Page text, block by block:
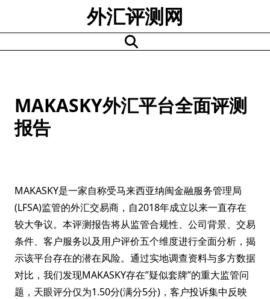
content
外汇评测网
MAKASKY外汇平台全面评测
报告
MAKASKY是一家自称受马来西亚纳闽金融服务管理局
(LFSA)监管的外汇交易商，自2018年成立以来一直存在
较大争议。本评测报告将从监管合规性、公司背景、交易
条件、客户服务以及用户评价五个维度进行全面分析，揭
示该平台存在的潜在风险。通过实地调查资料与多方数据
对比，我们发现MAKASKY存在”疑似套牌”的重大监管问
题，天眼评分仅为1.50分(满分5分)，客户投诉集中反映